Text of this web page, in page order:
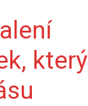
který